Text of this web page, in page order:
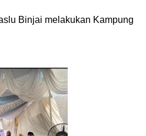
Binjai melakukan Kampung